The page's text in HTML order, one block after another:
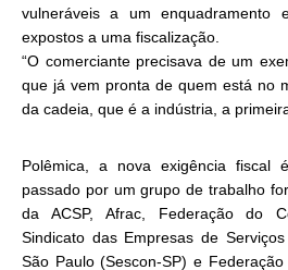
vulneráveis a um enquadramento
expostos a uma fiscalização.
“O comerciante precisava de um
que já vem pronta de quem está no
da cadeia, que é a indústria, a
Polêmica, a nova exigência fiscal
passado por um grupo de trabalho
da ACSP, Afrac, Federação do
Sindicato das Empresas de
São Paulo (Sescon-SP) e